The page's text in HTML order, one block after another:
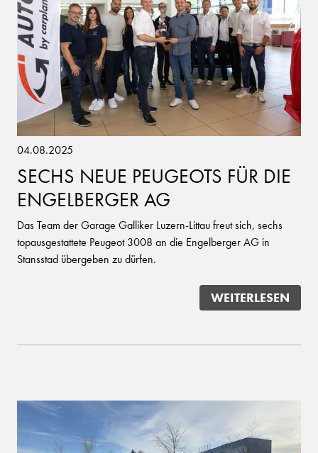
04.08.2025
SECHS NEUE PEUGEOTS FÜR DIE
ENGELBERGER AG
Das Team der Garage Galliker Luzern-Littau freut sich, sechs
topausgestattete Peugeot 3008 an die Engelberger AG in
Stansstad übergeben zu dürfen.
WEITERLESEN